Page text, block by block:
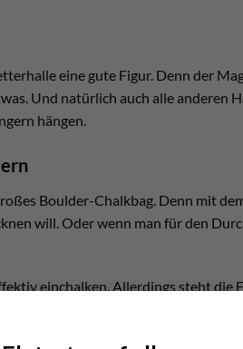
eine gute Figur. Denn der
Und natürlich auch alle anderen
hängen.
Boulder-Chalkbag. Denn mit
will. Oder wenn man für den
einchalken. Allerdings steht die